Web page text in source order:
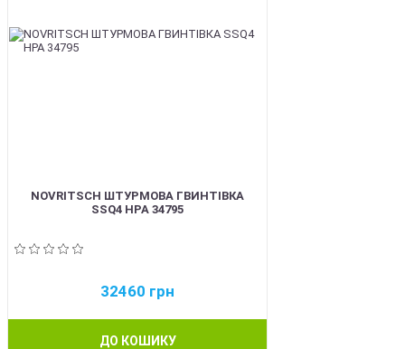
NOVRITSCH ШТУРМОВА ГВИНТІВКА
SSQ4 HPA 34795
32460 грн
ДО КОШИКУ